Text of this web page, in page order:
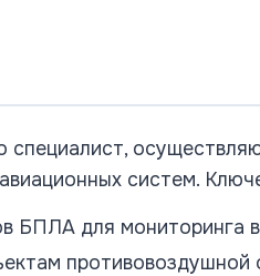
систем.
БПЛА для мониторинга
противовоздушной